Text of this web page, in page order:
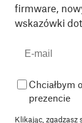
firmware,
wskazówki
Chciałbym
prezencie
Klikając, zgadzasz